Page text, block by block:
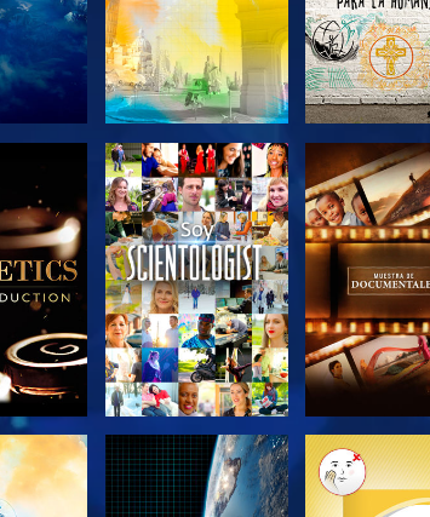
LAS
EXPLORA LAS
SERIES
EXPLORA
SERIES
EXPLORA LAS
EXPLORA